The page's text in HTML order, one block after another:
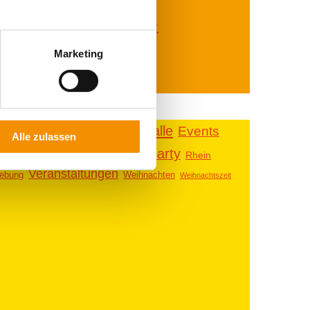
Marketing
Alle zulassen
hier ➤
Essen Essen für alle Events
Messe Messen music party Rhein
Veranstaltungen Weihnachten Weihnachtszeit